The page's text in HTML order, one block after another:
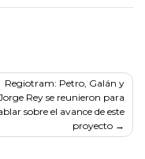
Regiotram: Petro, Galán y
Rey se reunieron para
sobre el avance de este
proyecto